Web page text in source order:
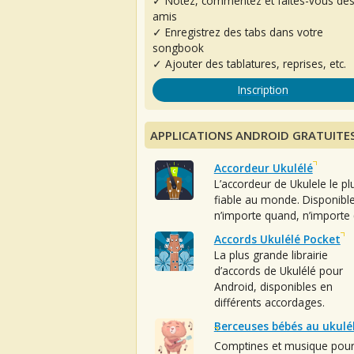
amis
✓ Enregistrez des tabs dans votre
songbook
✓ Ajouter des tablatures, reprises, etc.
Inscription
APPLICATIONS ANDROID
Accordeur Ukulélé
L’accordeur de Ukulele le
fiable au monde. Disponible
n’importe quand, n’importe
Accords Ukulélé Pocket
La plus grande librairie
d’accords de Ukulélé pour
Android, disponibles en
différents accordages.
Berceuses bébés au
Comptines et musique pour